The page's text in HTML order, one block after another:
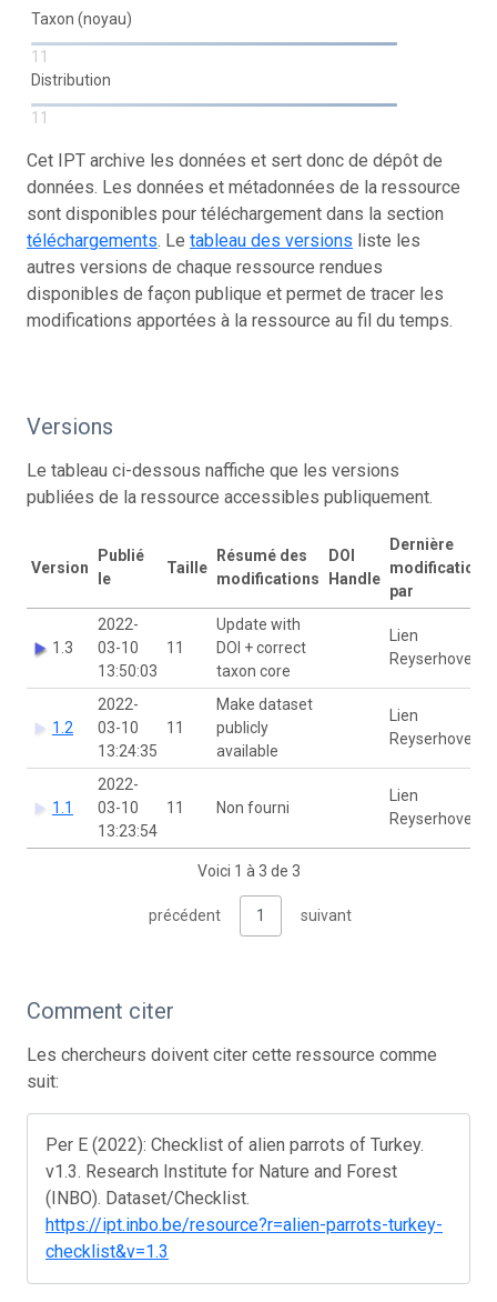
Taxon (noyau)
11
Distribution
11
Cet IPT archive les données et sert donc de dépôt de
données. Les données et métadonnées de la ressource
sont disponibles pour téléchargement dans la section
téléchargements. Le tableau des versions liste les
autres versions de chaque ressource rendues
disponibles de façon publique et permet de tracer les
modifications apportées à la ressource au fil du temps.
Versions
Le tableau ci-dessous naffiche que les versions
publiées de la ressource accessibles publiquement.
Version
Publié
le
Taille
Résumé des
modifications
DOI
Handle
Dernière
modification
par
1.3
2022-
03-10
13:50:03
11
Update with
DOI + correct
taxon core
Lien
Reyserhove
1.2
2022-
03-10
13:24:35
11
Make dataset
publicly
available
Lien
Reyserhove
1.1
2022-
03-10
13:23:54
11 Non fourni
Lien
Reyserhove
Voici 1 à 3 de 3
précédent 1 suivant
Comment citer
Les chercheurs doivent citer cette ressource comme
suit:
Per E (2022): Checklist of alien parrots of Turkey.
v1.3. Research Institute for Nature and Forest
(INBO). Dataset/Checklist.
https://ipt.inbo.be/resource?r=alien-parrots-turkey-
checklist&v=1.3